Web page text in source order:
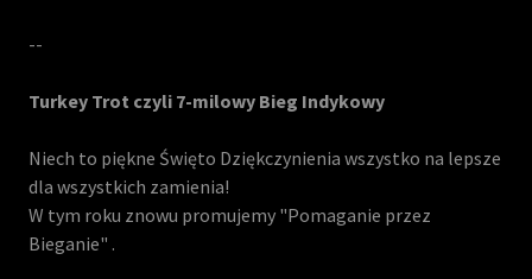
--
Turkey Trot czyli 7-milowy Bieg Indykowy
Niech to piękne Święto Dziękczynienia wszystko na lepsze
dla wszystkich zamienia!
W tym roku znowu promujemy "Pomaganie przez
Bieganie" .